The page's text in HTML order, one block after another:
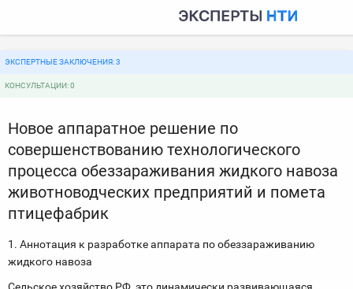
ЭКСПЕРТНЫЕ ЗАКЛЮЧЕНИЯ: 3
КОНСУЛЬТАЦИИ: 0
Новое аппаратное решение по
совершенствованию технологического
процесса обеззараживания жидкого навоза
животноводческих предприятий и помета
птицефабрик
1. Аннотация к разработке аппарата по обеззараживанию
жидкого навоза